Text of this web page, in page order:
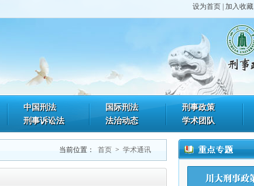
设为首页 加入收藏
中国刑法 国际刑法 刑事政策
刑事诉讼法 法治动态 学术团队
当前位置： 首页 > 学术通讯